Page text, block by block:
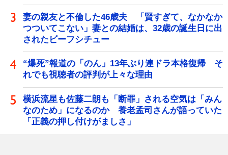
妻の親友と不倫した46歳夫 「賢すぎて、なかなか
つついてこない」妻との結婚は、32歳の誕生日に出
されたビーフシチュー
“爆死”報道の「のん」13年ぶり連ドラ本格復帰 そ
れでも視聴者の評判が上々な理由
横浜流星も佐藤二朗も「断罪」される空気は「みん
なのため」になるのか 養老孟司さんが語っていた
「正義の押し付けがましさ」